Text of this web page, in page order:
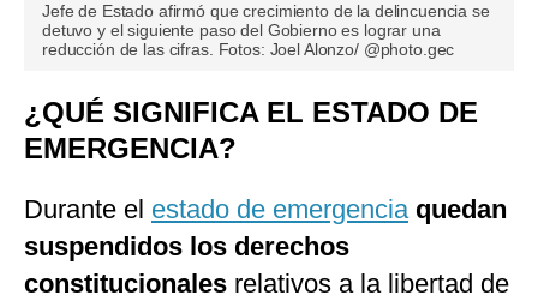
Jefe de Estado afirmó que crecimiento de la delincuencia se
detuvo y el siguiente paso del Gobierno es lograr una
reducción de las cifras. Fotos: Joel Alonzo/ @photo.gec
¿QUÉ SIGNIFICA EL ESTADO DE
EMERGENCIA?
Durante el estado de emergenciaquedan
suspendidos los derechos
constitucionales relativos a la libertad de